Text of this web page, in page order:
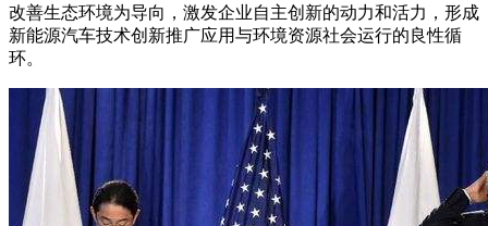
改善生态环境为导向，激发企业自主创新的动力和活力，形成
新能源汽车技术创新推广应用与环境资源社会运行的良性循
环。